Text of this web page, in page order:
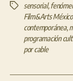
Etiquetassensorial,
Film&Arts México,
contemporánea,
programación
por cable